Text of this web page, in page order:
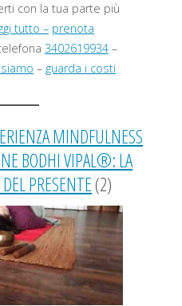
con la tua parte più
tutto – prenota
3402619934 –
– guarda i costi
MINDFULNESS
BODHI VIPAL®: LA
PRESENTE(2)